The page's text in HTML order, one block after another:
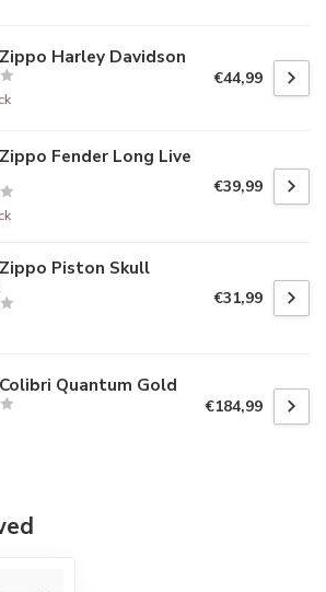
Harley Davidson
€44,99
Fender Long Live
€39,99
Piston Skull
€31,99
Quantum Gold
€184,99